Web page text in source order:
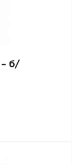
б/